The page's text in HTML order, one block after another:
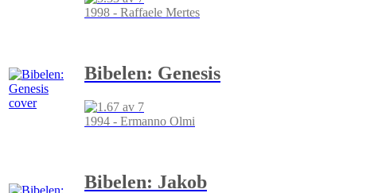
1998 - Raffaele Mertes
Bibelen: Genesis
1994 - Ermanno Olmi
Bibelen: Jakob